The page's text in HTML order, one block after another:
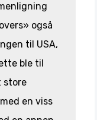
også
til USA,
ble til
store
en viss